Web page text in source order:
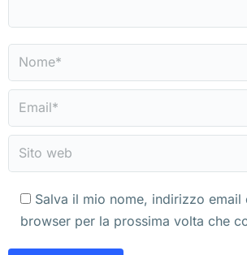
Nome *
Email *
Sito web
Salva il mio nome, indirizzo email
browser per la prossima volta che